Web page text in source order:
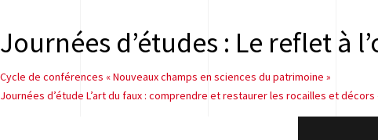
Journées d’études : Le reflet à
Navigation
de
Cycle de conférences « Nouveaux champs en sciences du patrimoine »
Journées d’étude L’art du faux : comprendre et restaurer les rocailles et